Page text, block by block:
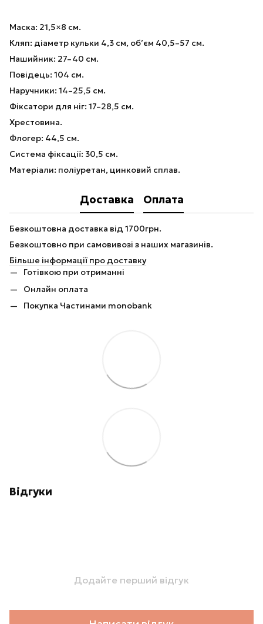
Маска: 21,5×8 см.
Кляп: діаметр кульки 4,3 см, об’єм 40,5–57 см.
Нашийник: 27–40 см.
Повідець: 104 см.
Наручники: 14–25,5 см.
Фіксатори для ніг: 17–28,5 см.
Хрестовина.
Флогер: 44,5 см.
Система фіксації: 30,5 см.
Матеріали: поліуретан, цинковий сплав.
Доставка Оплата
Безкоштовна доставка від 1700грн.
Безкоштовно при самовивозі з наших магазинів.
Більше інформації про доставку
Готівкою при отриманні
Онлайн оплата
Покупка Частинами monobank
Відгуки
Додайте перший відгук